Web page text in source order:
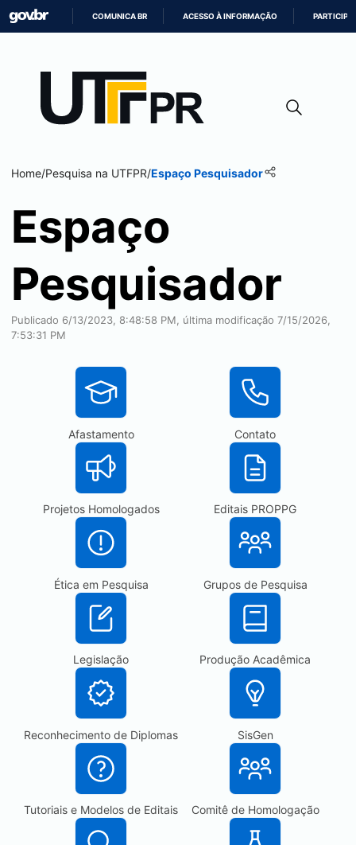
CONTEÚDO
COMUNICA BR ACESSO À INFORMAÇÃO PARTICIPE
Home/Pesquisa na UTFPR/Espaço Pesquisador
Espaço
Pesquisador
Publicado 6/13/2023, 8:48:58 PM, última modificação 7/15/2026,
7:53:31 PM
Afastamento Contato
Projetos Homologados Editais PROPPG
Ética em Pesquisa Grupos de Pesquisa
Legislação Produção Acadêmica
Reconhecimento de Diplomas SisGen
Tutoriais e Modelos de Editais Comitê de Homologação